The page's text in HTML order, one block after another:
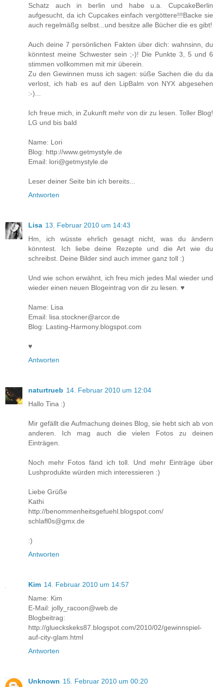
Schatz auch in berlin und habe u.a. CupcakeBerlin
aufgesucht, da ich Cupcakes einfach vergöttere!!!Backe sie
auch regelmäßg selbst...und besitze alle Bücher die es gibt!
Auch deine 7 persönlichen Fakten über dich: wahnsinn, du
könntest meine Schwester sein ;-)! Die Punkte 3, 5 und 6
stimmen vollkommen mit mir überein.
Zu den Gewinnen muss ich sagen: süße Sachen die du da
verlost, ich hab es auf den LipBalm von NYX abgesehen
:-)...
Ich freue mich, in Zukunft mehr von dir zu lesen. Toller Blog!
LG und bis bald
Name: Lori
Blog: http://www.getmystyle.de
Email: lori@getmystyle.de
Leser deiner Seite bin ich bereits...
Antworten
Lisa 13. Februar 2010 um 14:43
Hm, ich wüsste ehrlich gesagt nicht, was du ändern
könntest. Ich liebe deine Rezepte und die Art wie du
schreibst. Deine Bilder sind auch immer ganz toll :)
Und wie schon erwähnt, ich freu mich jedes Mal wieder und
wieder einen neuen Blogeintrag von dir zu lesen. ♥
Name: Lisa
Email: lisa.stockner@arcor.de
Blog: Lasting-Harmony.blogspot.com
♥
Antworten
naturtrueb 14. Februar 2010 um 12:04
Hallo Tina :)
Mir gefällt die Aufmachung deines Blog, sie hebt sich ab von
anderen. Ich mag auch die vielen Fotos zu deinen
Einträgen.
Noch mehr Fotos fänd ich toll. Und mehr Einträge über
Lushprodukte würden mich interessieren :)
Liebe Grüße
Kathi
http://benommenheitsgefuehl.blogspot.com/
schlafl0s@gmx.de
:)
Antworten
Kim 14. Februar 2010 um 14:57
Name: Kim
E-Mail: jolly_racoon@web.de
Blogbeitrag:
http://glueckskeks87.blogspot.com/2010/02/gewinnspiel-
auf-city-glam.html
Antworten
Unknown 15. Februar 2010 um 00:20